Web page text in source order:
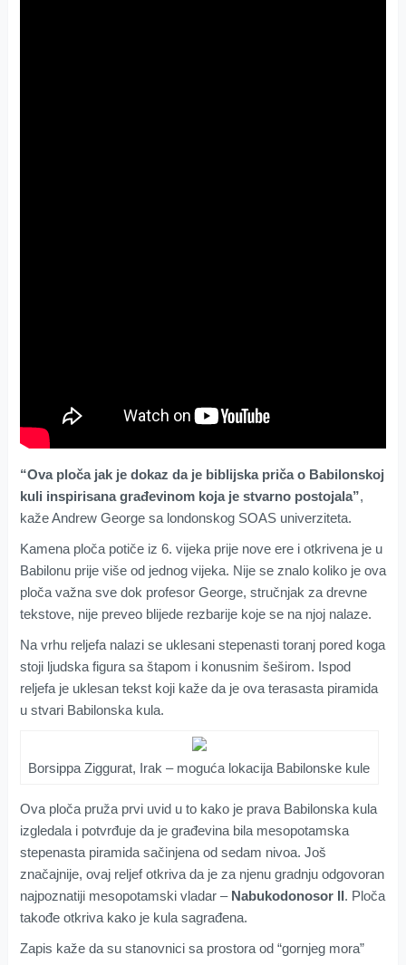
“Ova ploča jak je dokaz da je biblijska priča o Babilonskoj
kuli inspirisana građevinom koja je stvarno postojala”,
kaže Andrew George sa londonskog SOAS univerziteta.
Kamena ploča potiče iz 6. vijeka prije nove ere i otkrivena je u
Babilonu prije više od jednog vijeka. Nije se znalo koliko je ova
ploča važna sve dok profesor George, stručnjak za drevne
tekstove, nije preveo blijede rezbarije koje se na njoj nalaze.
Na vrhu reljefa nalazi se uklesani stepenasti toranj pored koga
stoji ljudska figura sa štapom i konusnim šeširom. Ispod
reljefa je uklesan tekst koji kaže da je ova terasasta piramida
u stvari Babilonska kula.
Borsippa Ziggurat, Irak – moguća lokacija Babilonske kule
Ova ploča pruža prvi uvid u to kako je prava Babilonska kula
izgledala i potvrđuje da je građevina bila mesopotamska
stepenasta piramida sačinjena od sedam nivoa. Još
značajnije, ovaj reljef otkriva da je za njenu gradnju odgovoran
najpoznatiji mesopotamski vladar – Nabukodonosor II. Ploča
takođe otkriva kako je kula sagrađena.
Zapis kaže da su stanovnici sa prostora od “gornjeg mora”